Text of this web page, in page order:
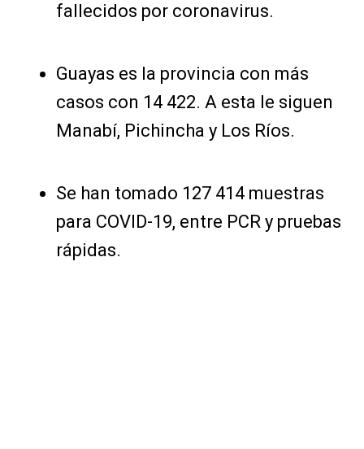
fallecidos por coronavirus.
Guayas es la provincia con más
casos con 14 422. A esta le siguen
Manabí, Pichincha y Los Ríos.
Se han tomado 127 414 muestras
para COVID-19, entre PCR y pruebas
rápidas.